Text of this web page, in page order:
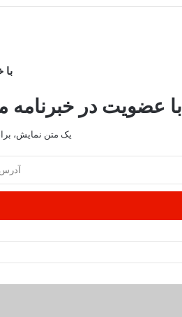
با
با عضویت در خبرنامه
یک متن نمایش،